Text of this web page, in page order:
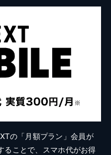
の「月額プラン」会員が
ることで、スマホ代がお得